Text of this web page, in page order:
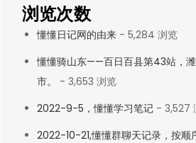
浏览次数
懂懂日记网的由来- 5,284 浏览
懂懂骑山东——百日百县第43站，
市。
- 3,653 浏览
2022-9-5，懂懂学习笔记- 3,527
2022-10-21,懂懂群聊天记录，按顺